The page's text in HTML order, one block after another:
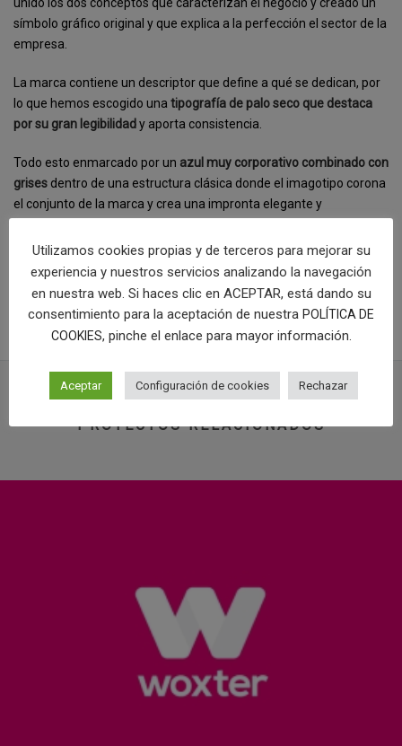
símbolo gráfico original y que explica a la perfección el sector de la
empresa.
La marca contiene un descriptor que define a qué se dedican, por
lo que hemos escogido una tipografía de palo seco que destaca
por su gran legibilidady aporta consistencia.
Todo esto enmarcado por un azul muy corporativo combinado con
grises dentro de una estructura clásica donde el imagotipo corona
el conjunto de la marca y crea una impronta elegante y
[categorias]
COMPRAR LOGOTIPO
PROYECTOS RELACIONADOS
Utilizamos cookies propias y de terceros para mejorar su
experiencia y nuestros servicios analizando la navegación
en nuestra web. Si haces clic en ACEPTAR, está dando su
consentimiento para la aceptación de nuestra POLÍTICA DE
COOKIES, pinche el enlace para mayor información.
Aceptar Configuración de cookies Rechazar